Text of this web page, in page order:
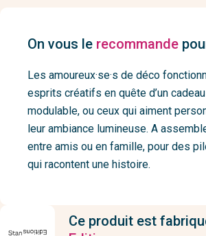
On vous le recommande
Les amoureux·se·s de déco
esprits créatifs en quête d’un cadeau
modulable, ou ceux qui aiment
leur ambiance lumineuse. A
entre amis ou en famille, pour des
qui racontent une histoire.
Ce produit est